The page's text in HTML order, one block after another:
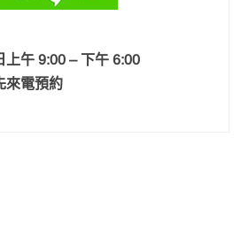
上午 9:00 – 下午 6:00
來電預約